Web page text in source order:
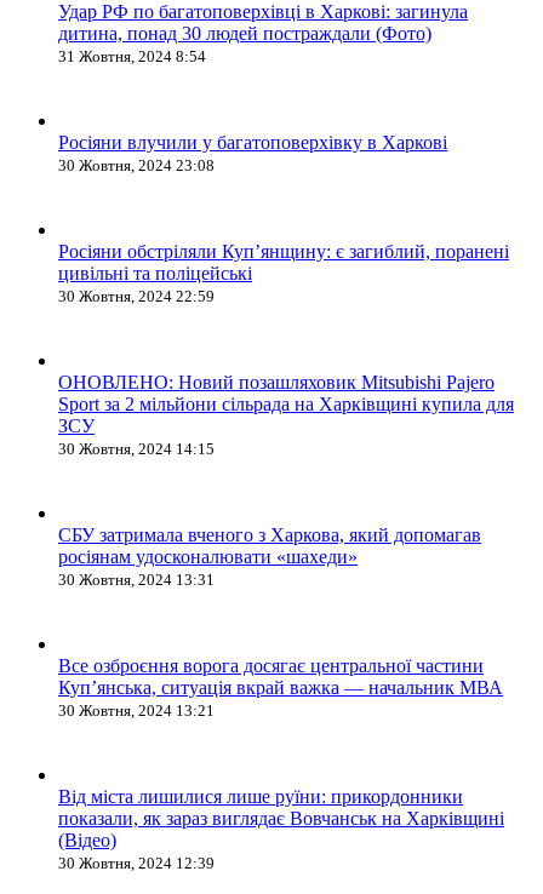
Удар РФ по багатоповерхівці в Харкові: загинула
дитина, понад 30 людей постраждали (Фото)
31 Жовтня, 2024 8:54
Росіяни влучили у багатоповерхівку в Харкові
30 Жовтня, 2024 23:08
Росіяни обстріляли Купʼянщину: є загиблий, поранені
цивільні та поліцейські
30 Жовтня, 2024 22:59
ОНОВЛЕНО: Новий позашляховик Mitsubishi Pajero
Sport за 2 мільйони сільрада на Харківщині купила для
ЗСУ
30 Жовтня, 2024 14:15
СБУ затримала вченого з Харкова, який допомагав
росіянам удосконалювати «шахеди»
30 Жовтня, 2024 13:31
Все озброєння ворога досягає центральної частини
Куп’янська, ситуація вкрай важка — начальник МВА
30 Жовтня, 2024 13:21
Від міста лишилися лише руїни: прикордонники
показали, як зараз виглядає Вовчанськ на Харківщині
(Відео)
30 Жовтня, 2024 12:39